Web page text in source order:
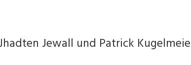
Jewall und Patrick